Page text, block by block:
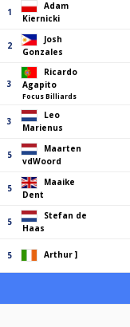
1
Adam
Kiernicki
2
Josh
Gonzales
3
Ricardo
Agapito
Focus Billiards
3
Leo
Marienus
5
Maarten
vdWoord
5
Maaike
Dent
5
Stefan de
Haas
5 Arthur ]